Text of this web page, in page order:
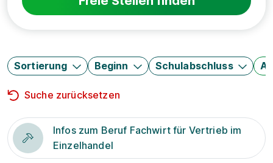
Sortierung Beginn Schulabschluss
Suche zurücksetzen
Infos zum Beruf Fachwirt für Vertrieb im
Einzelhandel